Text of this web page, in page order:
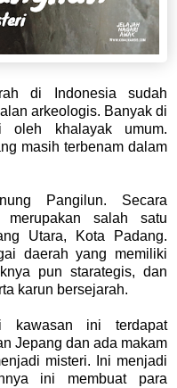
di Indonesia sudah
arkeologis. Banyak di
oleh khalayak umum.
masih terbenam dalam
Pangilun. Secara
merupakan salah satu
Utara, Kota Padang.
daerah yang memiliki
pun starategis, dan
karun bersejarah.
kawasan ini terdapat
Jepang dan ada makam
misteri. Ini menjadi
ini membuat para